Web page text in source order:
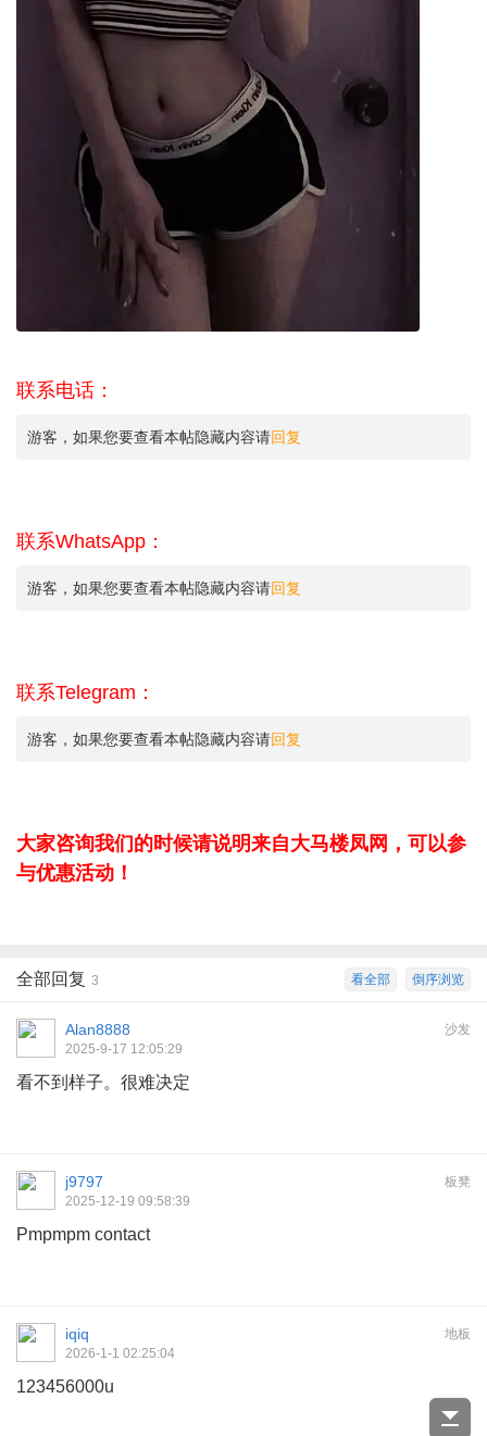
联系电话：
游客，如果您要查看本帖隐藏内容请回复
联系WhatsApp：
游客，如果您要查看本帖隐藏内容请回复
联系Telegram：
游客，如果您要查看本帖隐藏内容请回复
大家咨询我们的时候请说明来自大马楼凤网，可以参
与优惠活动！
倒序浏览
看全部
全部回复 3
沙发
Alan8888
2025-9-17 12:05:29
看不到样子。很难决定
板凳
j9797
2025-12-19 09:58:39
Pmpmpm contact
地板
iqiq
2026-1-1 02:25:04
123456000u